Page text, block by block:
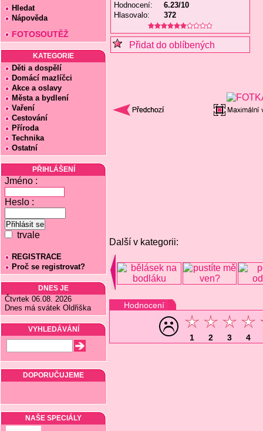
Hledat
Nápověda
FOTOSOUTĚŽ
KATEGORIE
Děti a dospělí
Domácí mazlíčci
Akce a oslavy
Města a bydlení
Vaření
Cestování
Příroda
Technika
Ostatní
PŘIHLÁŠENÍ
Jméno :
Heslo :
trvale
REGISTRACE
Proč se registrovat?
DNES JE
Čtvrtek 06.08. 2026
Dnes má svátek Oldřiška
VYHLEDÁVÁNÍ
DOPORUČUJEME
NAŠE SPECIÁLY
Hodnocení:
6.23/10
Hlasovalo:
372
Přidat do oblíbených
Další v kategorii:
Hodnocení
1 2 3 4